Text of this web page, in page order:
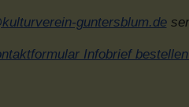
guntersblum.de
Infobrief